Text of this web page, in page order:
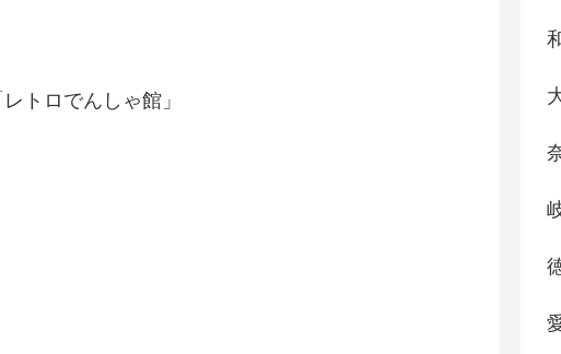
トロでんしゃ館」